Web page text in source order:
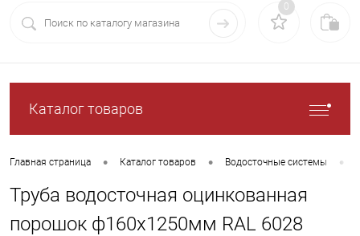
0
Каталог товаров
Главная страница • Каталог товаров • Водосточные системы •
Труба водосточная оцинкованная
порошок ф160х1250мм RAL 6028